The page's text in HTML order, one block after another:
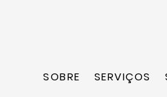
SOBRE SERVIÇOS